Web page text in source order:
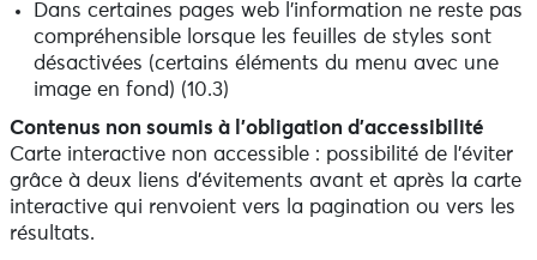
Dans certaines pages web l’information ne reste pas
compréhensible lorsque les feuilles de styles sont
désactivées (certains éléments du menu avec une
image en fond) (10.3)
Contenus non soumis à l’obligation d’accessibilité
Carte interactive non accessible : possibilité de l’éviter
grâce à deux liens d’évitements avant et après la carte
interactive qui renvoient vers la pagination ou vers les
résultats.